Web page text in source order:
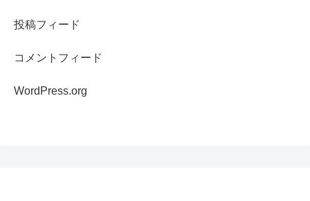
投稿フィード
コメントフィード
WordPress.org